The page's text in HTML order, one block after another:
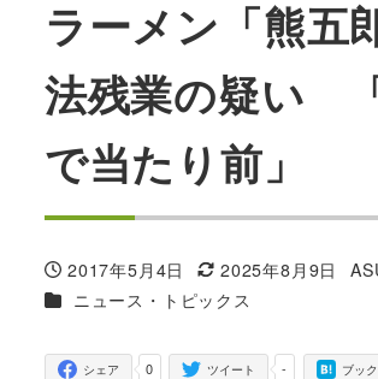
ラーメン「熊五
法残業の疑い
で当たり前」
投稿日
2017年5月4日
更新日
2025年8月9日
著
カテゴリー
ニュース・トピックス
0
シェア -
ツイート ブッ